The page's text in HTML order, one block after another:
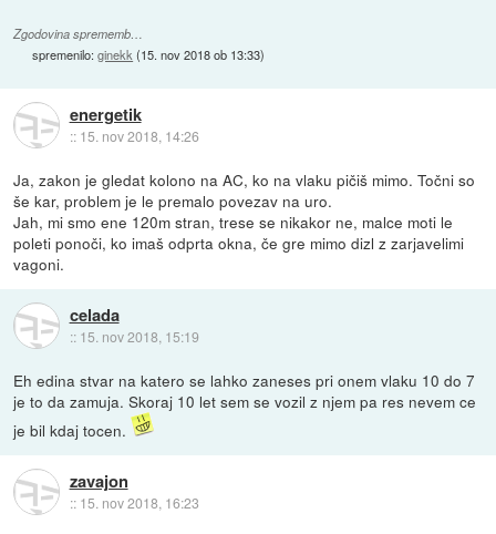
Zgodovina sprememb…
spremenilo:ginekk (15. nov 2018 ob 13:33)
energetik
:: 15. nov 2018, 14:26
Ja, zakon je gledat kolono na AC, ko na vlaku pičiš mimo. Točni so
še kar, problem je le premalo povezav na uro.
Jah, mi smo ene 120m stran, trese se nikakor ne, malce moti le
poleti ponoči, ko imaš odprta okna, če gre mimo dizl z zarjavelimi
vagoni.
celada
:: 15. nov 2018, 15:19
Eh edina stvar na katero se lahko zaneses pri onem vlaku 10 do 7
je to da zamuja. Skoraj 10 let sem se vozil z njem pa res nevem ce
je bil kdaj tocen.
zavajon
:: 15. nov 2018, 16:23